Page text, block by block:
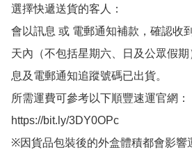
選擇快遞送貨的客人：
會以訊息 或 電郵通知補款，確認收
天內（不包括星期六、日及公眾假
息及電郵通知追蹤號碼已出貨。
所需運費可參考以下順豐速運官網：
https://bit.ly/3DY0OPc
※因貨品包裝後的外盒體積都會影響